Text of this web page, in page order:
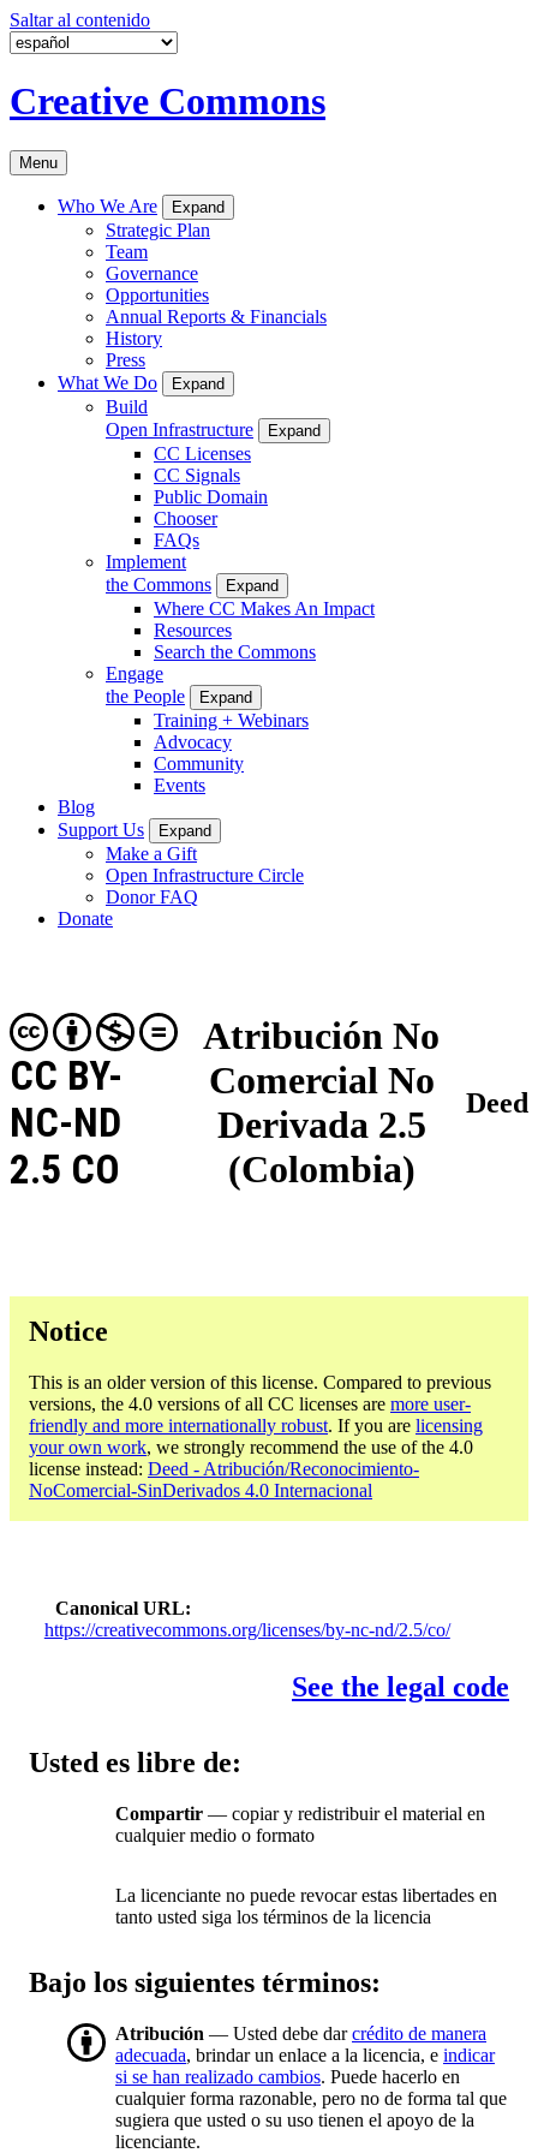
Saltar al contenido
Creative Commons
Menu
Who We Are Expand
Strategic Plan
Team
Governance
Opportunities
Annual Reports & Financials
History
Press
What We Do
Expand
Build
Open Infrastructure
Expand
CC Licenses
CC Signals
Public Domain
Chooser
FAQs
Implement
the Commons
Expand
Where CC Makes An Impact
Resources
Search the Commons
Engage
the People
Expand
Training + Webinars
Advocacy
Community
Events
Blog
Support Us
Expand
Make a Gift
Open Infrastructure Circle
Donor FAQ
Donate
Atribución No
Comercial No
Derivada 2.5
(Colombia)
CC BY-
NC-ND
2.5 CO
Deed
Notice
This is an older version of this license. Compared to previous
versions, the 4.0 versions of all CC licenses are more user-
friendly and more internationally robust. If you are licensing
your own work, we strongly recommend the use of the 4.0
license instead: Deed - Atribución/Reconocimiento-
NoComercial-SinDerivados 4.0 Internacional
Canonical URL
https://creativecommons.org/licenses/by-nc-nd/2.5/co/
See the legal code
Usted es libre de:
Compartir — copiar y redistribuir el material en
cualquier medio o formato
La licenciante no puede revocar estas libertades en
tanto usted siga los términos de la licencia
Bajo los siguientes términos:
Atribución — Usted debe darcrédito de manera
adecuada, brindar un enlace a la licencia, e indicar
si se han realizado cambios. Puede hacerlo en
cualquier forma razonable, pero no de forma tal que
sugiera que usted o su uso tienen el apoyo de la
licenciante.